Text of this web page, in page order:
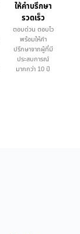
ให้คำบรึกษา
รวดเร็ว
ตอบด่วน ตอบไว
พร้อมให้คำ
ปรึกษาจากผู้ที่มี
ประสบการณ์
มากกว่า 10 ปี